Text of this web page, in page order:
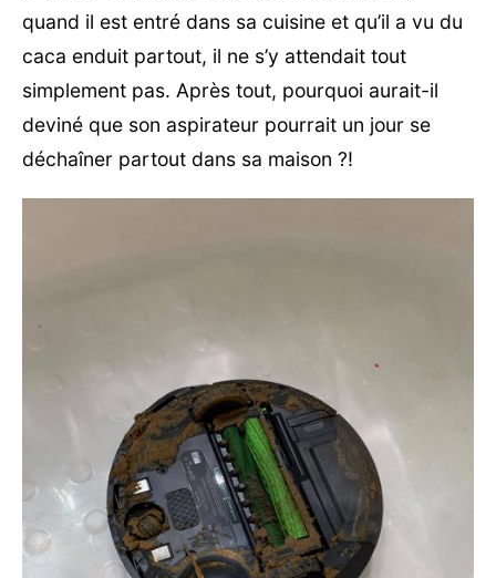
quand il est entré dans sa cuisine et qu’il a vu du
caca enduit partout, il ne s’y attendait tout
simplement pas. Après tout, pourquoi aurait-il
deviné que son aspirateur pourrait un jour se
déchaîner partout dans sa maison ?!